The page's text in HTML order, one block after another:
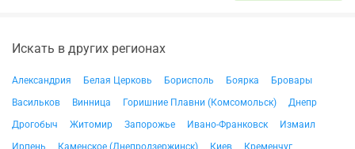
Искать в других регионах
Александрия Белая Церковь Борисполь Боярка
Бровары
Васильков
Винница Горишние Плавни (Комсомольск)
Днепр
Дрогобыч
Житомир Запорожье Ивано-Франковск
Измаил
Ирпень
Каменское (Днепродзержинск) Киев
Кременчуг